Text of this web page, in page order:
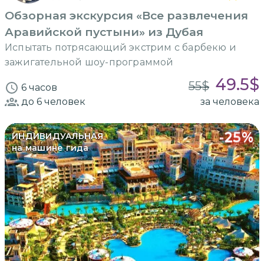
Обзорная экскурсия «Все развлечения
Аравийской пустыни» из Дубая
Испытать потрясающий экстрим с барбекю и
зажигательной шоу-программой
6 часов 55$ 49.5$
до 6 человек за человека
ИНДИВИДУАЛЬНАЯ
на машине гида
-25%